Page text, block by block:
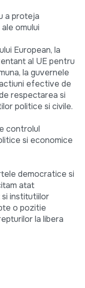
a proteja
omului
European, la
al UE pentru
la guvernele
efective de
respectarea si
politice si civile.
controlul
si economice
democratice si
atat
institutiilor
o pozitie
la libera